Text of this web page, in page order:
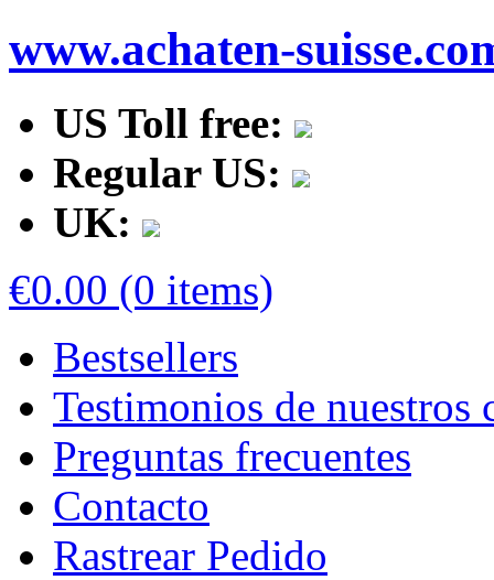
www.achaten-
US Toll free:
Regular US:
UK:
€0.00 (0 items)
Bestsellers
Testimonios de nuestros
Preguntas frecuentes
Contacto
Rastrear Pedido